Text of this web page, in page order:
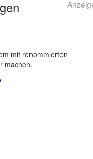
mit renommierten
machen.